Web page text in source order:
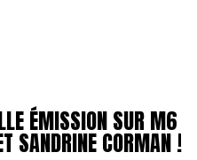
ÉMISSION SUR M6
SANDRINE CORMAN !